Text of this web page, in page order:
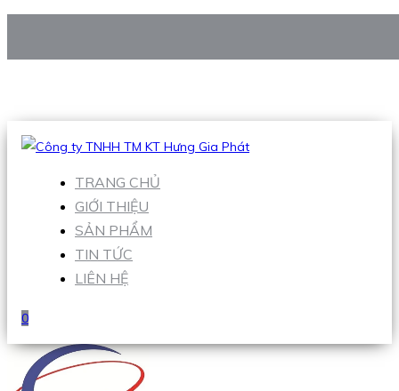
Hotline:0938 906 663
TRANG CHỦ
GIỚI THIỆU
SẢN PHẨM
TIN TỨC
LIÊN HỆ
0